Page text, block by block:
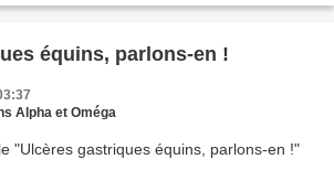
équins, parlons-en !
Alpha et Oméga